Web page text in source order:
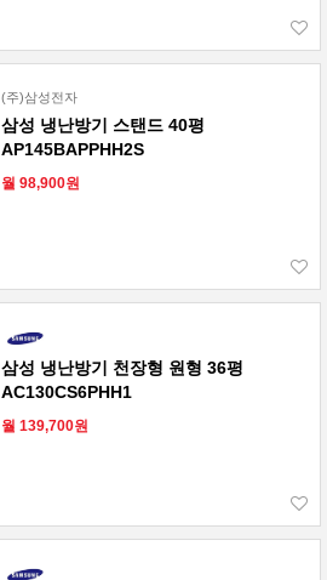
(주)삼성전자
삼성 냉난방기 스탠드 40평
AP145BAPPHH2S
월 98,900원
삼성 냉난방기 천장형 원형 36평
AC130CS6PHH1
월 139,700원